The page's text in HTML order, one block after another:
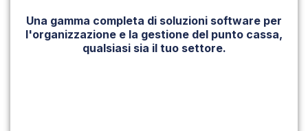
Una gamma completa di soluzioni software per
l'organizzazione e la gestione del punto cassa,
qualsiasi sia il tuo settore.